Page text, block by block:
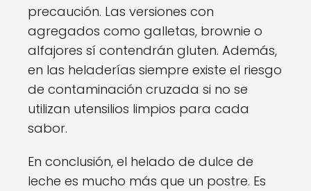
precaución. Las versiones con
agregados como galletas, brownie o
alfajores sí contendrán gluten. Además,
en las heladerías siempre existe el riesgo
de contaminación cruzada si no se
utilizan utensilios limpios para cada
sabor.
En conclusión, el helado de dulce de
leche es mucho más que un postre. Es